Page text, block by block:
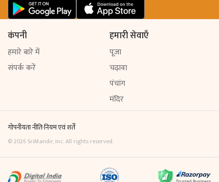
कंपनी
हमारे बारे में
संपर्क करें
हमारी सेवाएँ
पूजा
चढ़ावा
पंचांग
मंदिर
गोपनीयता नीति·नियम एवं शर्तें
©2026 SriMandir, Inc. All rights reserved.